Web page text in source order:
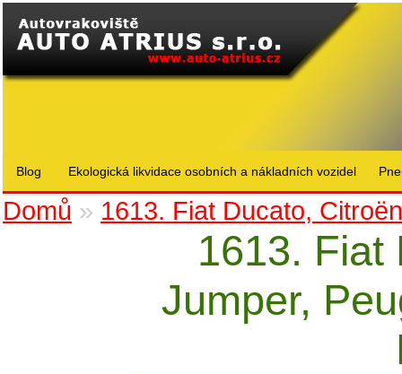
Blog Ekologická likvidace osobních a nákladních vozidel
Domů » 1613. Fiat Ducato,
1613. Fiat
Jumper,